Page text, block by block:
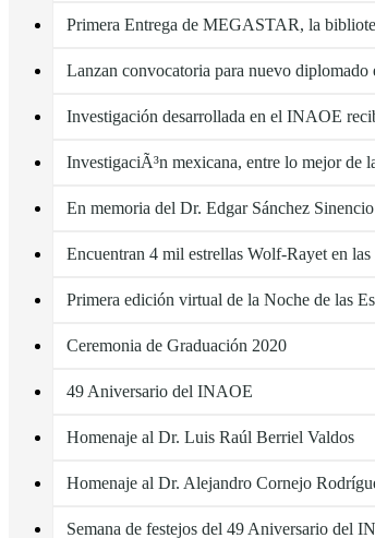
Primera Entrega de MEGASTAR, la
Lanzan convocatoria para nuevo diplomado
Investigación desarrollada en el INAOE
InvestigaciÃ³n mexicana, entre lo mejor de
En memoria del Dr. Edgar Sánchez Sinencio
Encuentran 4 mil estrellas Wolf-Rayet en
Primera edición virtual de la Noche de las
Ceremonia de Graduación 2020
49 Aniversario del INAOE
Homenaje al Dr. Luis Raúl Berriel Valdos
Homenaje al Dr. Alejandro Cornejo
Semana de festejos del 49 Aniversario del